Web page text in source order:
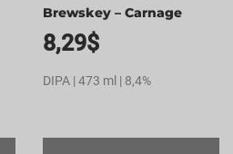
Brewskey – Carnage
8,29$
DIPA | 473 ml | 8,4%